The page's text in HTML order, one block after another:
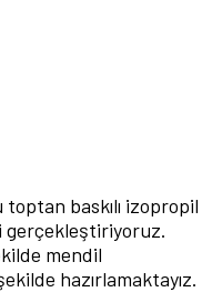
baskılı izopropil
mendil
hazırlamaktayız.